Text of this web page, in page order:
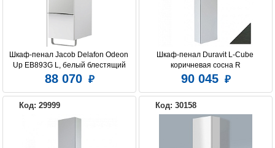
Шкаф-пенал Jacob Delafon Odeon
Up EB893G L, белый блестящий
88 070
Шкаф-пенал Duravit L-Cube
коричневая сосна R
90 045
Код: 29999 Код: 30158